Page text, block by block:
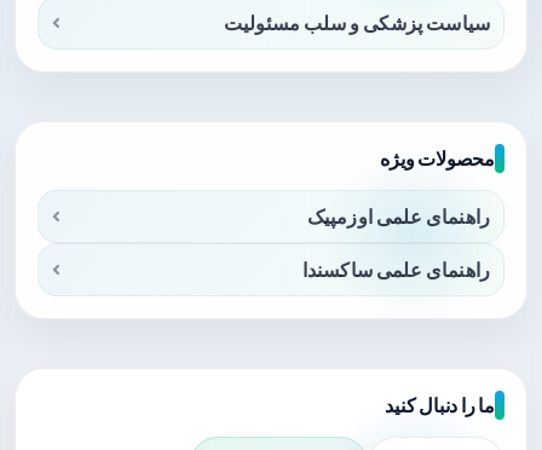
سیاست پزشکی و سلب مسئولیت
محصولات ویژه
راهنمای علمی اوزمپیک
راهنمای علمی ساکسندا
ما را دنبال کنید